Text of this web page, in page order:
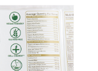
บรนด์ได้
Printing